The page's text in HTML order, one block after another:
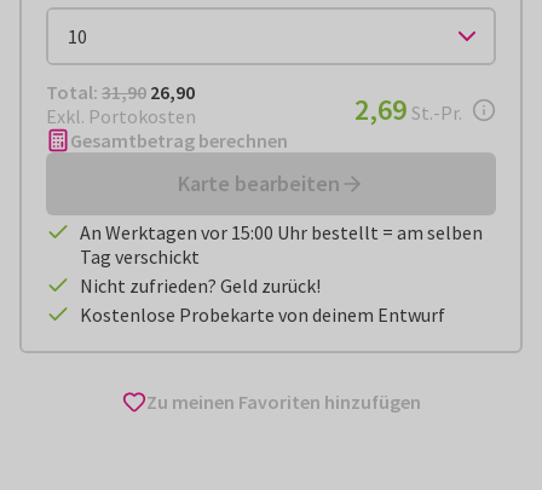
Total: € 26,90
Total: 31,90 26,90
Exkl. Portokosten
€ 2,69pro Stück
2,69 St.-Pr.
Gesamtbetrag berechnen
Karte bearbeiten
An Werktagen vor 15:00 Uhr bestellt = am selben
Tag verschickt
Nicht zufrieden? Geld zurück!
Kostenlose Probekarte von deinem Entwurf
Zu meinen Favoriten hinzufügen